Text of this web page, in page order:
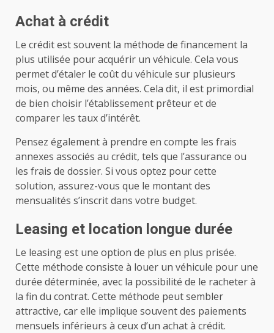
Achat à crédit
Le crédit est souvent la méthode de financement la
plus utilisée pour acquérir un véhicule. Cela vous
permet d’étaler le coût du véhicule sur plusieurs
mois, ou même des années. Cela dit, il est primordial
de bien choisir l’établissement prêteur et de
comparer les taux d’intérêt.
Pensez également à prendre en compte les frais
annexes associés au crédit, tels que l’assurance ou
les frais de dossier. Si vous optez pour cette
solution, assurez-vous que le montant des
mensualités s’inscrit dans votre budget.
Leasing et location longue durée
Le leasing est une option de plus en plus prisée.
Cette méthode consiste à louer un véhicule pour une
durée déterminée, avec la possibilité de le racheter à
la fin du contrat. Cette méthode peut sembler
attractive, car elle implique souvent des paiements
mensuels inférieurs à ceux d’un achat à crédit.